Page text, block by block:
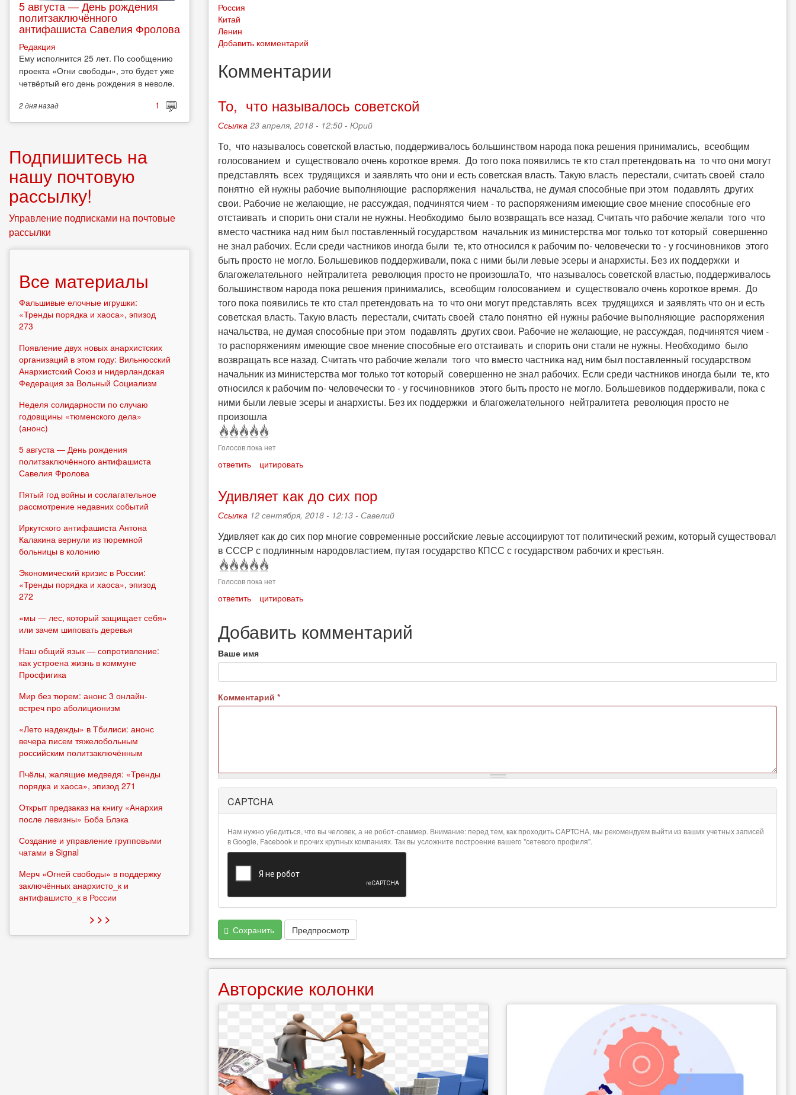
Россия
Китай
Ленин
Добавить комментарий
Комментарии
То, что называлось советской
Ссылка 23 апреля, 2018 - 12:50 - Юрий
То, что называлось советской властью, поддерживалось большинством народа пока решения принимались, всеобщим
голосованием и существовало очень короткое время. До того пока появились те кто стал претендовать на то что они могут
представлять всех трудящихся и заявлять что они и есть советская власть. Такую власть перестали, считать своей стало
понятно ей нужны рабочие выполняющие распоряжения начальства, не думая способные при этом подавлять других
свои. Рабочие не желающие, не рассуждая, подчинятся чием - то распоряжениям имеющие свое мнение способные его
отстаивать и спорить они стали не нужны. Необходимо было возвращать все назад. Считать что рабочие желали того что
вместо частника над ним был поставленный государством начальник из министерства мог только тот который совершенно
не знал рабочих. Если среди частников иногда были те, кто относился к рабочим по- человечески то - у госчиновников этого
быть просто не могло. Большевиков поддерживали, пока с ними были левые эсеры и анархисты. Без их поддержки и
благожелательного нейтралитета революция просто не произошлаТо, что называлось советской властью, поддерживалось
большинством народа пока решения принимались, всеобщим голосованием и существовало очень короткое время. До
того пока появились те кто стал претендовать на то что они могут представлять всех трудящихся и заявлять что он и есть
советская власть. Такую власть перестали, считать своей стало понятно ей нужны рабочие выполняющие распоряжения
начальства, не думая способные при этом подавлять других свои. Рабочие не желающие, не рассуждая, подчинятся чием -
то распоряжениям имеющие свое мнение способные его отстаивать и спорить они стали не нужны. Необходимо было
возвращать все назад. Считать что рабочие желали того что вместо частника над ним был поставленный государством
начальник из министерства мог только тот который совершенно не знал рабочих. Если среди частников иногда были те, кто
относился к рабочим по- человечески то - у госчиновников этого быть просто не могло. Большевиков поддерживали, пока с
ними были левые эсеры и анархисты. Без их поддержки и благожелательного нейтралитета революция просто не
произошла
Голосов пока нет
ответить цитировать
Удивляет как до сих пор
Ссылка 12 сентября, 2018 - 12:13 - Савелий
Удивляет как до сих пор многие современные российские левые ассоциируют тот политический режим, который существовал
в СССР с подлинным народовластием, путая государство КПСС с государством рабочих и крестьян.
Голосов пока нет
ответить цитировать
Добавить комментарий
Ваше имя
Комментарий *
информация
CAPTCHA
Нам нужно убедиться, что вы человек, а не робот-спаммер. Внимание: перед тем, как проходить CAPTCHA, мы рекомендуем выйти из ваших учетных записей
в Google, Facebook и прочих крупных компаниях. Так вы усложните построение вашего "сетевого профиля".
Сохранить Предпросмотр
Авторские колонки
5 августа — День рождения
политзаключённого
антифашиста Савелия Фролова
Редакция
Ему исполнится 25 лет. По сообщению
проекта «Огни свободы», это будет уже
четвёртый его день рождения в неволе.
2 дняназад 1
Подпишитесь на
нашу почтовую
рассылку!
Управление подписками на почтовые
рассылки
Все материалы
Фальшивые елочные игрушки:
«Тренды порядка и хаоса», эпизод
273
Появление двух новых анархистских
организаций в этом году: Вильнюсский
Анархистский Союз и нидерландская
Федерация за Вольный Социализм
Неделя солидарности по случаю
годовщины «тюменского дела»
(анонс)
5 августа — День рождения
политзаключённого антифашиста
Савелия Фролова
Пятый год войны и сослагательное
рассмотрение недавних событий
Иркутского антифашиста Антона
Калакина вернули из тюремной
больницы в колонию
Экономический кризис в России:
«Тренды порядка и хаоса», эпизод
272
«мы — лес, который защищает себя»
или зачем шиповать деревья
Наш общий язык — сопротивление:
как устроена жизнь в коммуне
Просфигика
Мир без тюрем: анонс 3 онлайн-
встреч про аболиционизм
«Лето надежды» в Тбилиси: анонс
вечера писем тяжелобольным
российским политзаключённым
Пчёлы, жалящие медведя: «Тренды
порядка и хаоса», эпизод 271
Открыт предзаказ на книгу «Анархия
после левизны» Боба Блэка
Создание и управление групповыми
чатами в Signal
Мерч «Огней свободы» в поддержку
заключённых анархисто_к и
антифашисто_к в России
> > >